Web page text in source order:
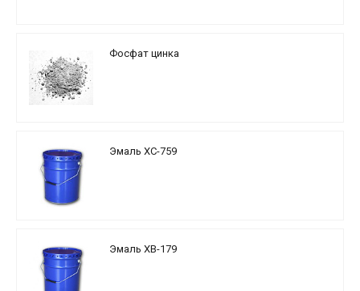
Фосфат цинка
Эмаль ХС-759
Эмаль ХВ-179